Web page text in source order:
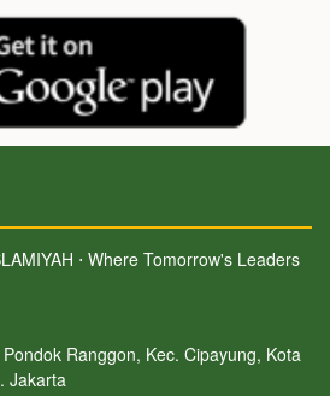
⋅ Where Tomorrow's Leaders
Ranggon, Kec. Cipayung, Kota
Jakarta